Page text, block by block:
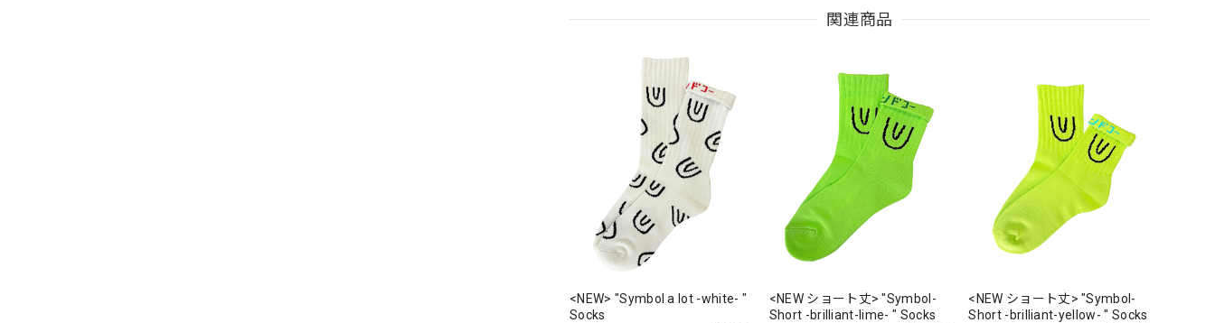
関連商品
<NEW> "Symbol a lot -white- "
Socks
<NEW ショート丈> "Symbol-
Short -brilliant-lime- " Socks
<NEW ショート丈> "Symbol-
Short -brilliant-yellow- " Socks